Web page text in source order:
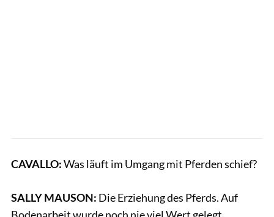
CAVALLO:Was läuft im Umgang mit Pferden schief?
SALLY MAUSON: Die Erziehung des Pferds. Auf